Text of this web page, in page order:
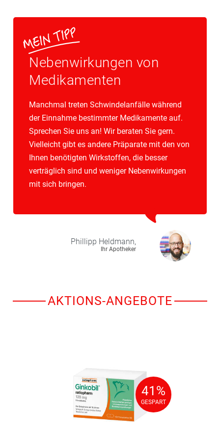
Nebenwirkungen von
Medikamenten
Manchmal treten Schwindelanfälle während
der Einnahme bestimmter Medikamente auf.
Sprechen Sie uns an! Wir beraten Sie gern.
Vielleicht gibt es andere Präparate mit den von
Ihnen benötigten Wirkstoffen, die besser
verträglich sind und weniger Nebenwirkungen
mit sich bringen.
Phillipp Heldmann,
Ihr Apotheker
AKTIONS-ANGEBOTE
41%
GESPART
41%
GESPART